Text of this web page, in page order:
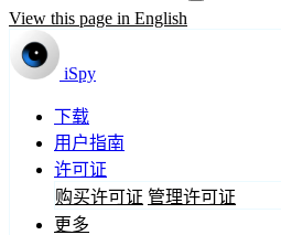
View this page in English
iSpy
下载
用户指南
许可证
购买许可证 管理许可证
更多